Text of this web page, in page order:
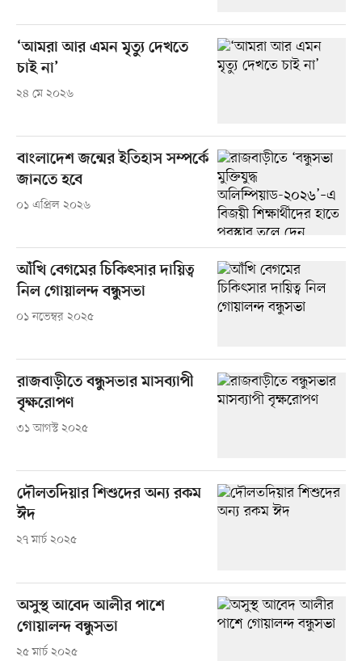
‘আমরা আর এমন মৃত্যু দেখতে
চাই না’
২৪ মে ২০২৬
বাংলাদেশ জন্মের ইতিহাস সম্পর্কে
জানতে হবে
০১ এপ্রিল ২০২৬
আঁখি বেগমের চিকিৎসার দায়িত্ব
নিল গোয়ালন্দ বন্ধুসভা
০১ নভেম্বর ২০২৫
রাজবাড়ীতে বন্ধুসভার মাসব্যাপী
বৃক্ষরোপণ
৩১ আগস্ট ২০২৫
দৌলতদিয়ার শিশুদের অন্য রকম
ঈদ
২৭ মার্চ ২০২৫
অসুস্থ আবেদ আলীর পাশে
গোয়ালন্দ বন্ধুসভা
২৫ মার্চ ২০২৫